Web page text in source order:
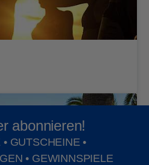
abonnieren!
GUTSCHEINE •
• GEWINNSPIELE